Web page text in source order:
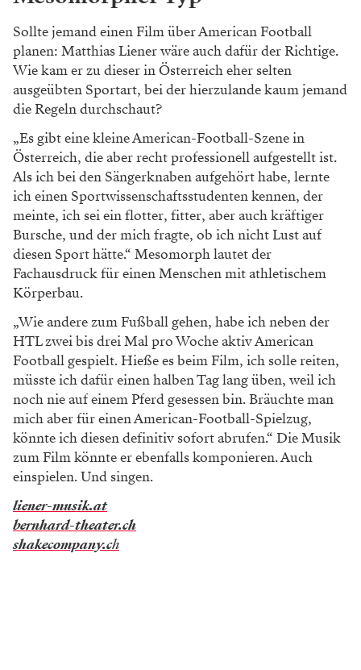
Sollte jemand einen Film über American Football
planen: Matthias Liener wäre auch dafür der Richtige.
Wie kam er zu dieser in Österreich eher selten
ausgeübten Sportart, bei der hierzulande kaum jemand
die Regeln durchschaut?
„Es gibt eine kleine American-Football-Szene in
Österreich, die aber recht professionell aufgestellt ist.
Als ich bei den Sängerknaben aufgehört habe, lernte
ich einen Sportwissenschaftsstudenten kennen, der
meinte, ich sei ein flotter, fitter, aber auch kräftiger
Bursche, und der mich fragte, ob ich nicht Lust auf
diesen Sport hätte.“ Mesomorph lautet der
Fachausdruck für einen Menschen mit athletischem
Körperbau.
„Wie andere zum Fußball gehen, habe ich neben der
HTL zwei bis drei Mal pro Woche aktiv American
Football gespielt. Hieße es beim Film, ich solle reiten,
müsste ich dafür einen halben Tag lang üben, weil ich
noch nie auf einem Pferd gesessen bin. Bräuchte man
mich aber für einen American-Football-Spielzug,
könnte ich diesen definitiv sofort abrufen.“ Die Musik
zum Film könnte er ebenfalls komponieren. Auch
einspielen. Und singen.
liener-musik.at
bernhard-theater.ch
shakecompany.ch